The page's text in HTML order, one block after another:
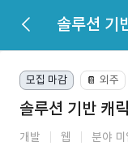
솔루션 기
모집 마감 📔 외주
솔루션 기반 캐
개발 웹 분야 미